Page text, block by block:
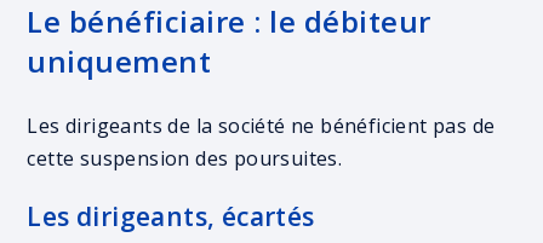
Le bénéficiaire : le débiteur
uniquement
Les dirigeants de la société ne bénéficient pas de
cette suspension des poursuites.
Les dirigeants, écartés